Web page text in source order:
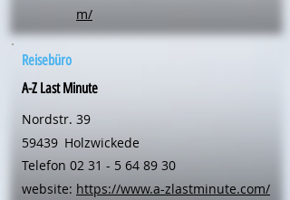
m/
Reisebüro
A-Z Last Minute
Nordstr. 39
59439 Holzwickede
Telefon 02 31 - 5 64 89 30
website: https://www.a-zlastminute.com/